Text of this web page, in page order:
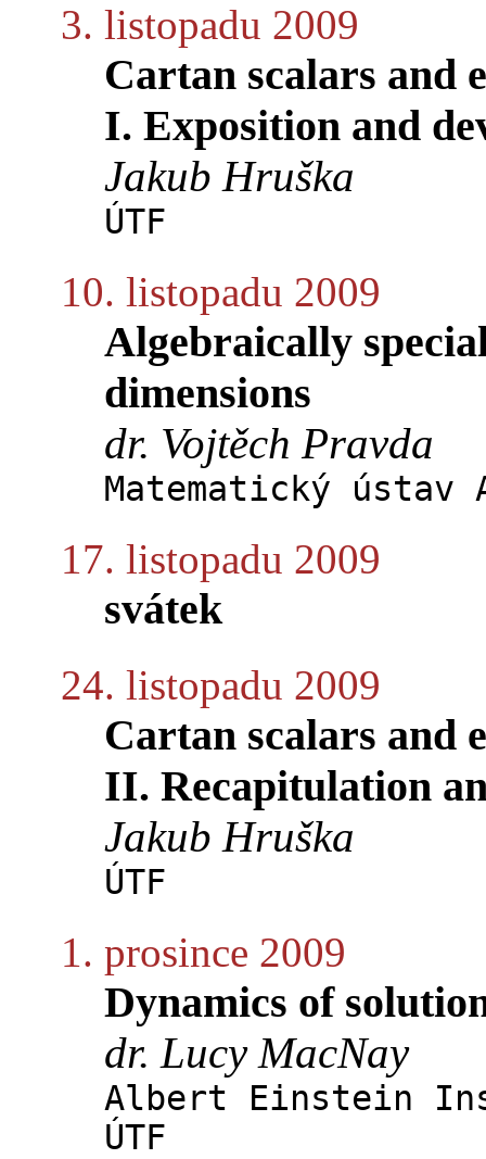
3. listopadu 2009
Cartan scalars and
I. Exposition and
Jakub Hruška
ÚTF
10. listopadu 2009
Algebraically
dimensions
dr. Vojtěch Pravda
Matematický ústav
17. listopadu 2009
svátek
24. listopadu 2009
Cartan scalars and
II. Recapitulation
Jakub Hruška
ÚTF
1. prosince 2009
Dynamics of
dr. Lucy MacNay
Albert Einstein
ÚTF